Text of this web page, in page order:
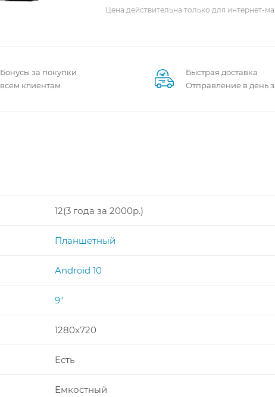
Цена действительна только для интернет-
Бонусы за покупки
всем клиентам
Быстрая доставка
Отправление в день
12(3 года за 2000р.)
Планшетный
Android 10
9"
1280x720
Есть
Емкостный